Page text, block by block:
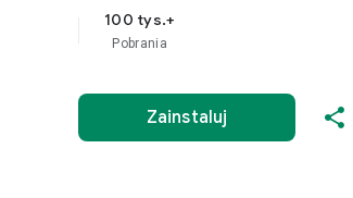
100 tys.+
Pobrania
Zainstaluj